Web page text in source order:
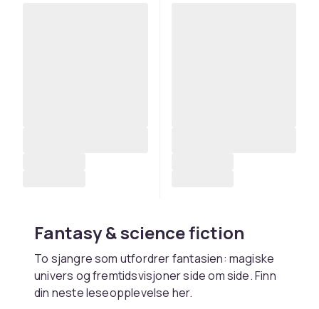
Fantasy & science fiction
To sjangre som utfordrer fantasien: magiske
univers og fremtidsvisjoner side om side. Finn
din neste leseopplevelse her.